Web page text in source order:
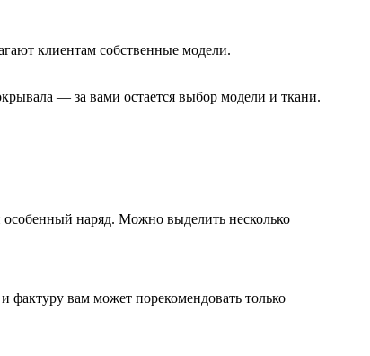
клиентам собственные модели.
— за вами остается выбор модели и ткани.
особенный наряд. Можно выделить несколько
фактуру вам может порекомендовать только